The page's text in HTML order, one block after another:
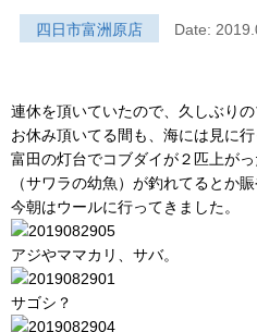
四日市富洲原店 Date:
連休を頂いていたので、久しぶりの
お休み頂いてる間も、海には見に行
富田の灯台でコブダイが２匹上が
（サワラの幼魚）が釣れてるとか賑
今朝はウールに行ってきました。
アジやママカリ、サバ。
サゴシ？